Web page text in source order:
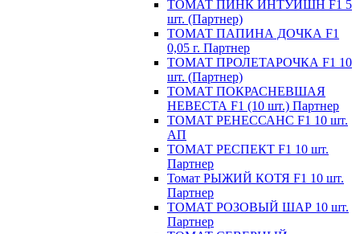
ТОМАТ ПИНК ИНТУИШН F1 5
шт. (Партнер)
ТОМАТ ПАПИНА ДОЧКА F1
0,05 г. Партнер
ТОМАТ ПРОЛЕТАРОЧКА F1 10
шт. (Партнер)
ТОМАТ ПОКРАСНЕВШАЯ
НЕВЕСТА F1 (10 шт.) Партнер
ТОМАТ РЕНЕССАНС F1 10 шт.
АП
ТОМАТ РЕСПЕКТ F1 10 шт.
Партнер
Томат РЫЖИЙ КОТЯ F1 10 шт.
Партнер
ТОМАТ РОЗОВЫЙ ШАР 10 шт.
Партнер